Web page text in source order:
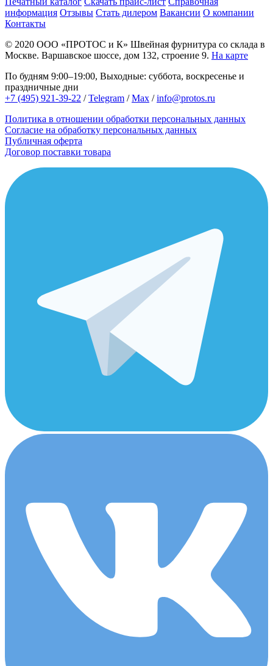
информация Отзывы Стать дилером Вакансии О компании
Контакты
© 2020 ООО «ПРОТОС и К» Швейная фурнитура со склада в
Москве. Варшавское шоссе, дом 132, строение 9. На карте
По будням 9:00–19:00, Выходные: суббота, воскресенье и
праздничные дни
+7 (495) 921-39-22 /Telegram /Max /info@protos.ru
Политика в отношении обработки персональных данных
Согласие на обработку персональных данных
Публичная оферта
Договор поставки товара